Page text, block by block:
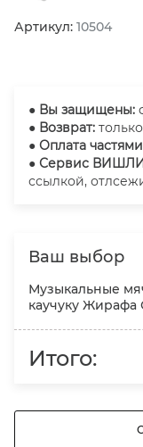
Артикул: 10504
● Вы защищены:
● Возврат:
● Оплата
● Сервис
ссылкой,
Ваш выбор
Музыкальные
каучуку Жирафа
Итого: